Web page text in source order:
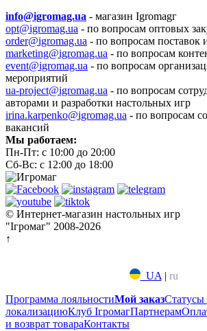
info@igromag.ua - магазин Igromagг
opt@igromag.ua - по вопросам оптовых
order@igromag.ua - по вопросам поставок
marketing@igromag.ua - по вопросам
event@igromag.ua - по вопросам
мероприятий
ua-project@igromag.ua - по вопросам
авторами и разработки настольных игр
irina.karpenko@igromag.ua - по вопросам
вакансий
Мы работаем:
Пн-Пт: с 10:00 до 20:00
Сб-Вс: с 12:00 до 18:00
© Интернет-магазин настольных игр
"Ігромаг" 2008-2026
↑
UA | ru
Программа лояльностиМой заказСтатусы
локализациюКлуб ІгромагПартнерам
и возврат товараКонтакты